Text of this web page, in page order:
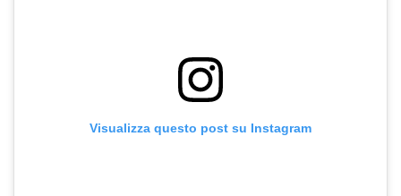
Visualizza questo post su Instagram